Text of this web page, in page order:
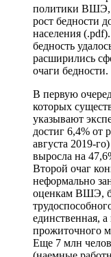
политики ВШЭ,
рост бедности
населения
бедность
расширились
очаги бедности.
В первую
которых
указывают
достиг 6,4% от
августа 2019-
выросла на
Второй очаг
неформально
оценкам ВШЭ,
единственная,
прожиточного
Еще 7 млн